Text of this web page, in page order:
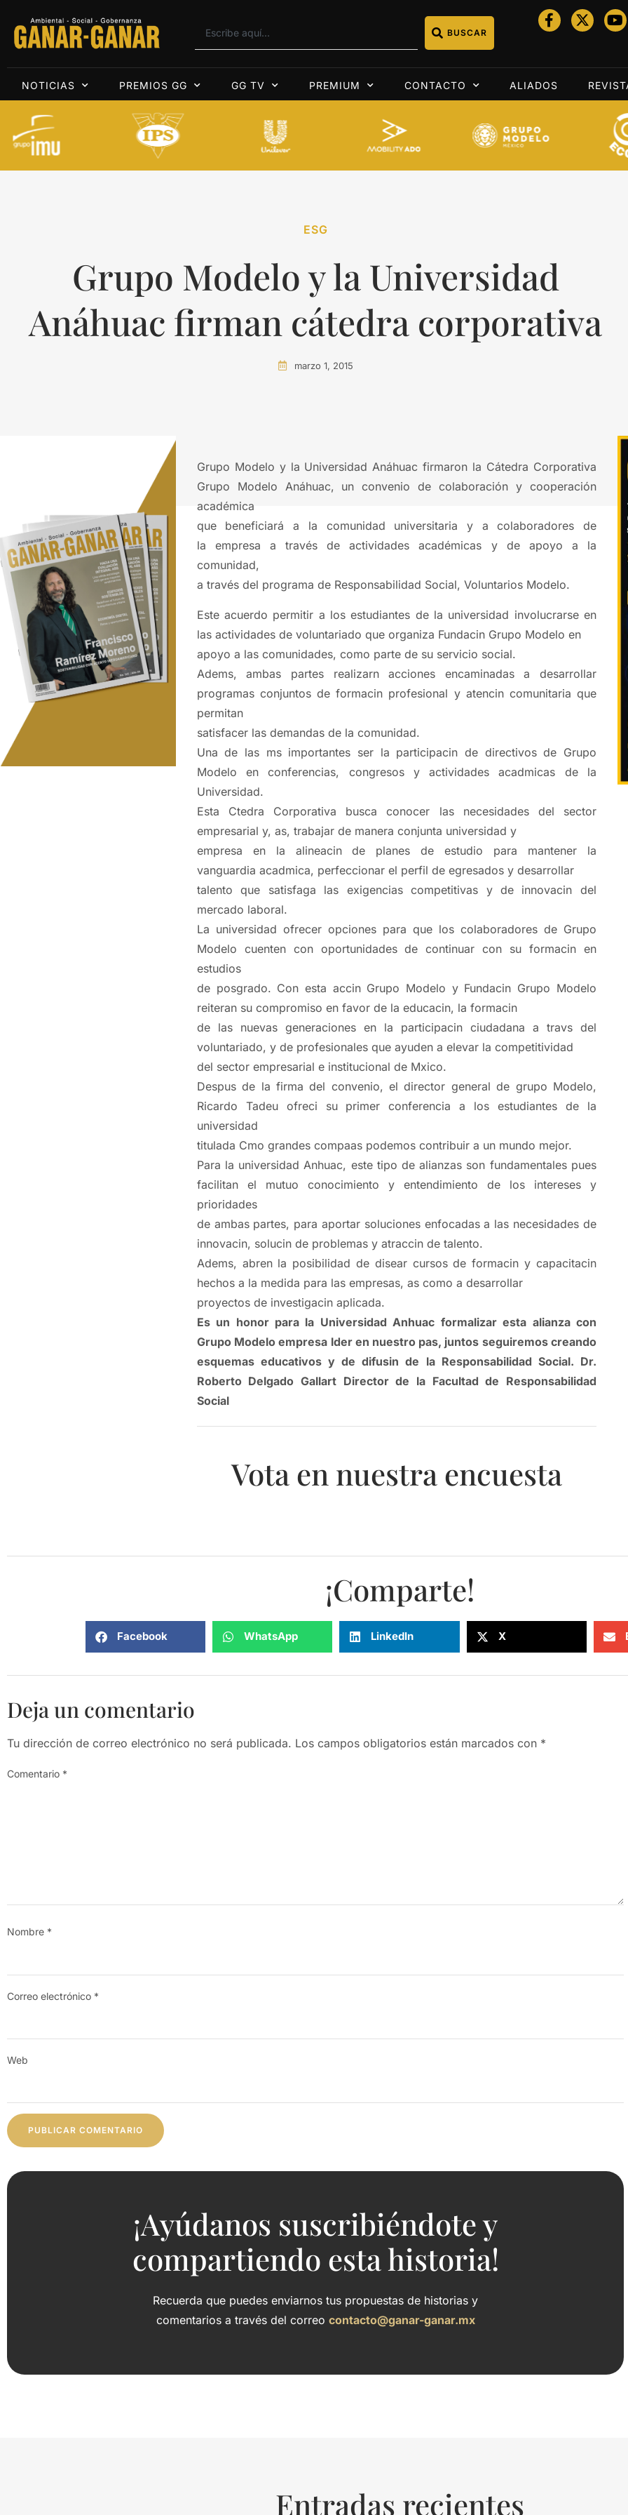
BUSCAR
NOTICIAS PREMIOS GG GG TV PREMIUM CONTACTO ALIADOS
ESG
Grupo Modelo y la Universidad
Anáhuac firman cátedra corporativa
marzo 1, 2015
Grupo Modelo y la Universidad Anáhuac firmaron la Cátedra Corporativa
Grupo Modelo Anáhuac, un convenio de colaboración y cooperación
académica
que beneficiará a la comunidad universitaria y a colaboradores de
la empresa a través de actividades académicas y de apoyo a la
comunidad,
a través del programa de Responsabilidad Social, Voluntarios Modelo.
Este acuerdo permitir a los estudiantes de la universidad involucrarse en
las actividades de voluntariado que organiza Fundacin Grupo Modelo en
apoyo a las comunidades, como parte de su servicio social.
Adems, ambas partes realizarn acciones encaminadas a desarrollar
programas conjuntos de formacin profesional y atencin comunitaria que
permitan
satisfacer las demandas de la comunidad.
Una de las ms importantes ser la participacin de directivos de Grupo
Modelo en conferencias, congresos y actividades acadmicas de la
Universidad.
Esta Ctedra Corporativa busca conocer las necesidades del sector
empresarial y, as, trabajar de manera conjunta universidad y
empresa en la alineacin de planes de estudio para mantener la
vanguardia acadmica, perfeccionar el perfil de egresados y desarrollar
talento que satisfaga las exigencias competitivas y de innovacin del
mercado laboral.
La universidad ofrecer opciones para que los colaboradores de Grupo
Modelo cuenten con oportunidades de continuar con su formacin en
estudios
de posgrado. Con esta accin Grupo Modelo y Fundacin Grupo Modelo
reiteran su compromiso en favor de la educacin, la formacin
de las nuevas generaciones en la participacin ciudadana a travs del
voluntariado, y de profesionales que ayuden a elevar la competitividad
del sector empresarial e institucional de Mxico.
Despus de la firma del convenio, el director general de grupo Modelo,
Ricardo Tadeu ofreci su primer conferencia a los estudiantes de la
universidad
titulada Cmo grandes compaas podemos contribuir a un mundo mejor.
Para la universidad Anhuac, este tipo de alianzas son fundamentales pues
facilitan el mutuo conocimiento y entendimiento de los intereses y
prioridades
de ambas partes, para aportar soluciones enfocadas a las necesidades de
innovacin, solucin de problemas y atraccin de talento.
Adems, abren la posibilidad de disear cursos de formacin y capacitacin
hechos a la medida para las empresas, as como a desarrollar
proyectos de investigacin aplicada.
Es un honor para la Universidad Anhuac formalizar esta alianza con
Grupo Modelo empresa lder en nuestro pas, juntos seguiremos creando
esquemas educativos y de difusin de la Responsabilidad Social. Dr.
Roberto Delgado Gallart Director de la Facultad de Responsabilidad
Social
Vota en nuestra encuesta
¡Comparte!
Facebook WhatsApp LinkedIn X
Deja un comentario
Tu dirección de correo electrónico no será publicada. Los campos obligatorios están marcados con *
Comentario *
Nombre *
Correo electrónico *
Web
¡Ayúdanos suscribiéndote y
compartiendo esta historia!
Recuerda que puedes enviarnos tus propuestas de historias y
comentarios a través del correo contacto@ganar-ganar.mx
Entradas recientes